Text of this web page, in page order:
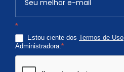
*
Estou ciente dos Termos de Uso
Administradora. *
ê